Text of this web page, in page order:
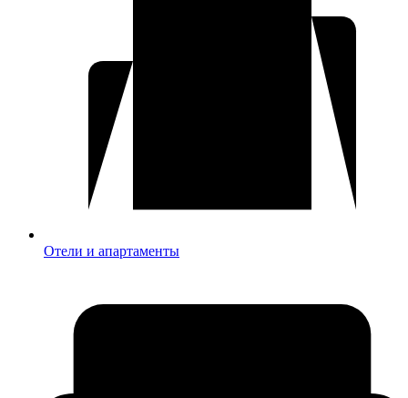
Отели и апартаменты